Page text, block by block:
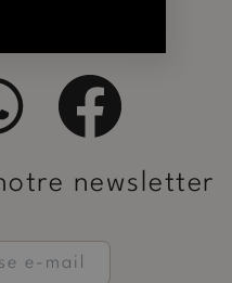
newsletter